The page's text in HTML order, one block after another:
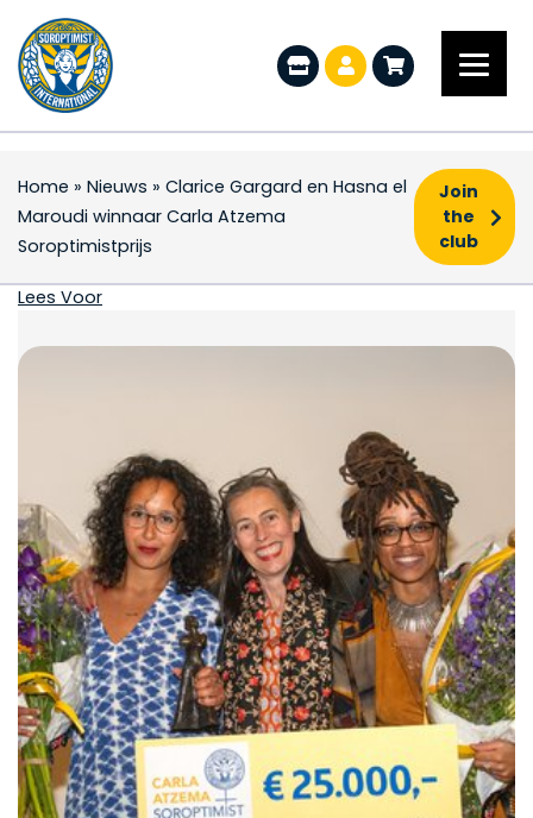
Home » Nieuws » Clarice Gargard en Hasna el
Maroudi winnaar Carla Atzema
Soroptimistprijs
Join
the
club
Clarice Gargard en
Lees Voor